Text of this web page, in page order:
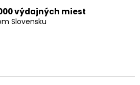
výdajných miest
Slovensku